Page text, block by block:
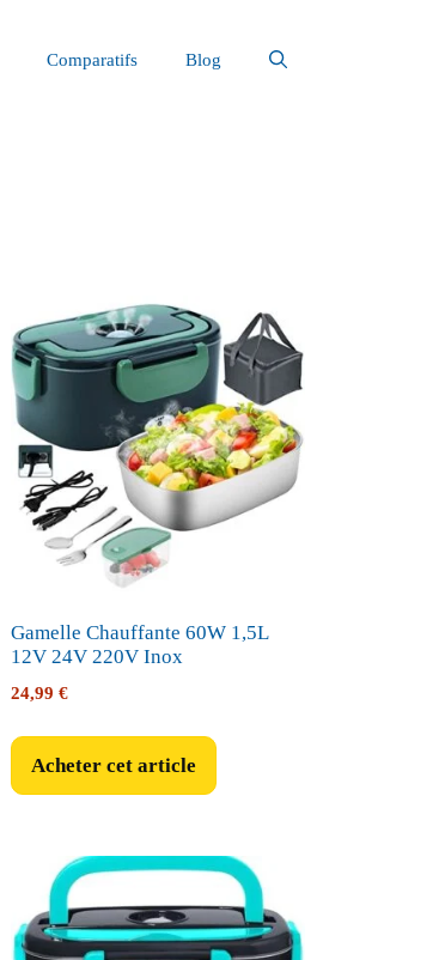
Comparatifs Blog
Gamelle Chauffante 60W 1,5L
12V 24V 220V Inox
24,99 €
Acheter cet article